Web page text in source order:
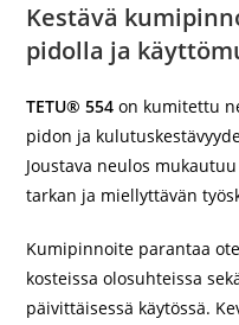
Kestävä
pidolla ja
TETU® 554 on kumitettu
pidon ja
Joustava neulos
tarkan ja miellyttävän
Kumipinnoite parantaa
kosteissa olosuhteissa
päivittäisessä käytössä.